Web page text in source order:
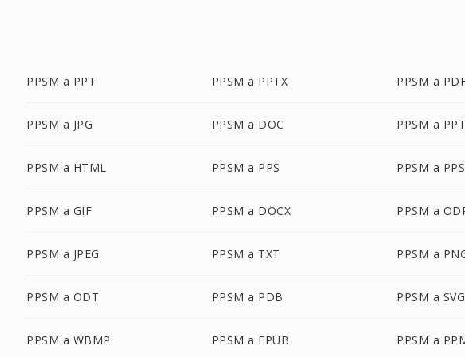
PPSM a PPT PPSM a PPTX PPSM a
PPSM a JPG PPSM a DOC PPSM a
PPSM a HTML PPSM a PPS PPSM a
PPSM a GIF PPSM a DOCX PPSM a
PPSM a JPEG PPSM a TXT PPSM a
PPSM a ODT PPSM a PDB PPSM a SVG
PPSM a WBMP PPSM a EPUB PPSM a